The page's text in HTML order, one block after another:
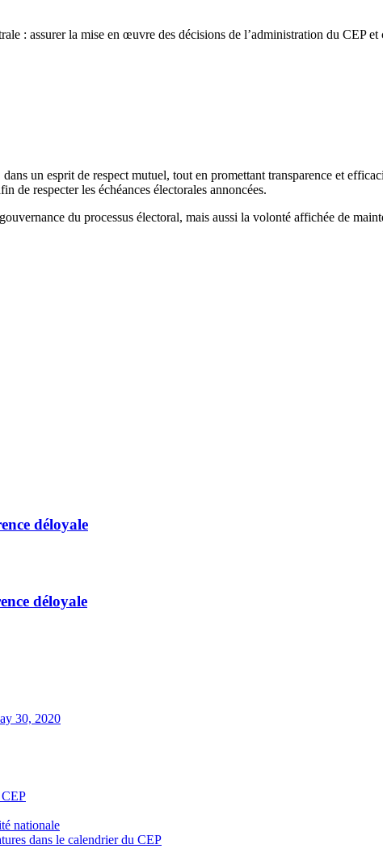
: assurer la mise en œuvre des décisions de l’administration du CEP
un esprit de respect mutuel, tout en promettant transparence et
de respecter les échéances électorales annoncées.
du processus électoral, mais aussi la volonté affichée de
déloyale
déloyale
30, 2020
nationale
dans le calendrier du CEP